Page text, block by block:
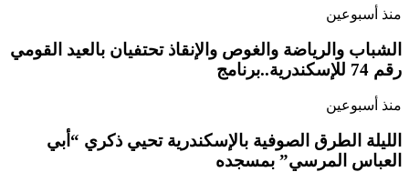
منذ أسبوعين
الشباب والرياضة والغوص والإنقاذ تحتفيان بالعيد القومي
رقم 74 للإسكندرية..برنامج
منذ أسبوعين
الليلة الطرق الصوفية بالإسكندرية تحيي ذكري “أبي
العباس المرسي” بمسجده